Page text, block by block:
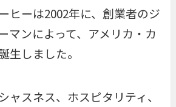
ヒーは2002年に、創業者のジ
マンによって、アメリカ・カ
生しました。
ャスネス、ホスピタリティ、